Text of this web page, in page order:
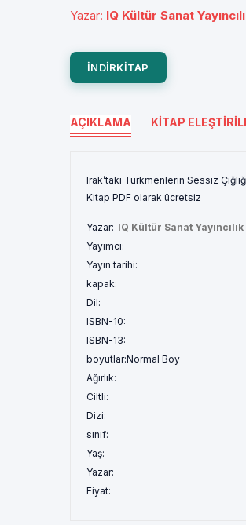
Yazar: IQ Kültür Sanat
INDIRKITAP
AÇIKLAMA KITAP
Irak’taki Türkmenlerin Sessiz
Kitap PDF olarak ücretsiz
Yazar: IQ Kültür Sanat Yayıncılık
Yayımcı:
Yayın tarihi:
kapak:
Dil:
ISBN-10:
ISBN-13:
boyutlar:Normal Boy
Ağırlık:
Ciltli:
Dizi:
sınıf:
Yaş:
Yazar:
Fiyat: